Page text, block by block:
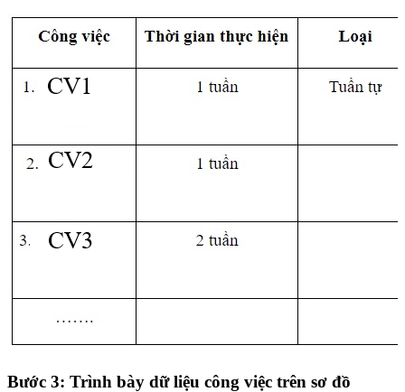
Bước 3: Trình bày dữ liệu công việc trên sơ đồ